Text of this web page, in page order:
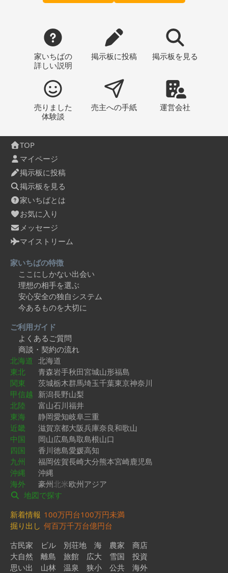
家いちばの
詳しい説明
掲示板に投稿 掲示板 を見る
売りました
体験談
売主への手紙 運営会社
TOP
マイページ
掲示板に投稿
掲示板を見る
家いちばとは
お気に入り
メッセージ
マイストリーム
家いちばの特徴
ここにしかない出会い
理想の相手を選ぶ
安心安全の独自システム
今あるものを大切に
ご利用ガイド
よくあるご質問
商談・契約の流れ
北海道 北海道
東北
青森岩手秋田宮城山形福島
関東
茨城栃木群馬埼玉千葉東京神奈川
甲信越 新潟長野山梨
北陸
富山石川福井
東海
静岡愛知岐阜三重
近畿
滋賀京都大阪兵庫奈良和歌山
中国
岡山広島鳥取島根山口
四国
香川徳島愛媛高知
九州
福岡佐賀長崎大分熊本宮崎鹿児島
沖縄
沖縄
海外
豪州北米欧州アジア
地図で探す
新着情報 100万円台100万円未満
掘り出し 何百万千万台億円台
古民家
ビル 別荘地 海 農家
商店
大自然
離島 旅館 広大 雪国
投資
思い出
山林 温泉 狭小 公共
海外